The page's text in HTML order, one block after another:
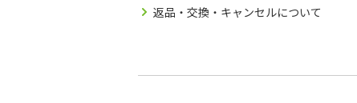
返品・交換・キャンセルについて